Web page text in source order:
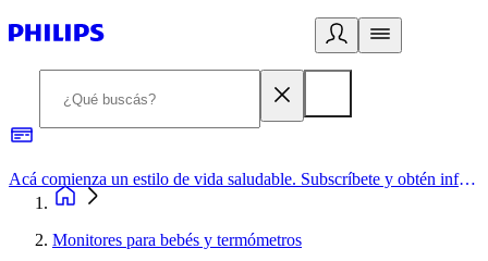
Acá comienza un estilo de vida saludable. Subscríbete y obtén información de primera mano
Monitores para bebés y termómetros